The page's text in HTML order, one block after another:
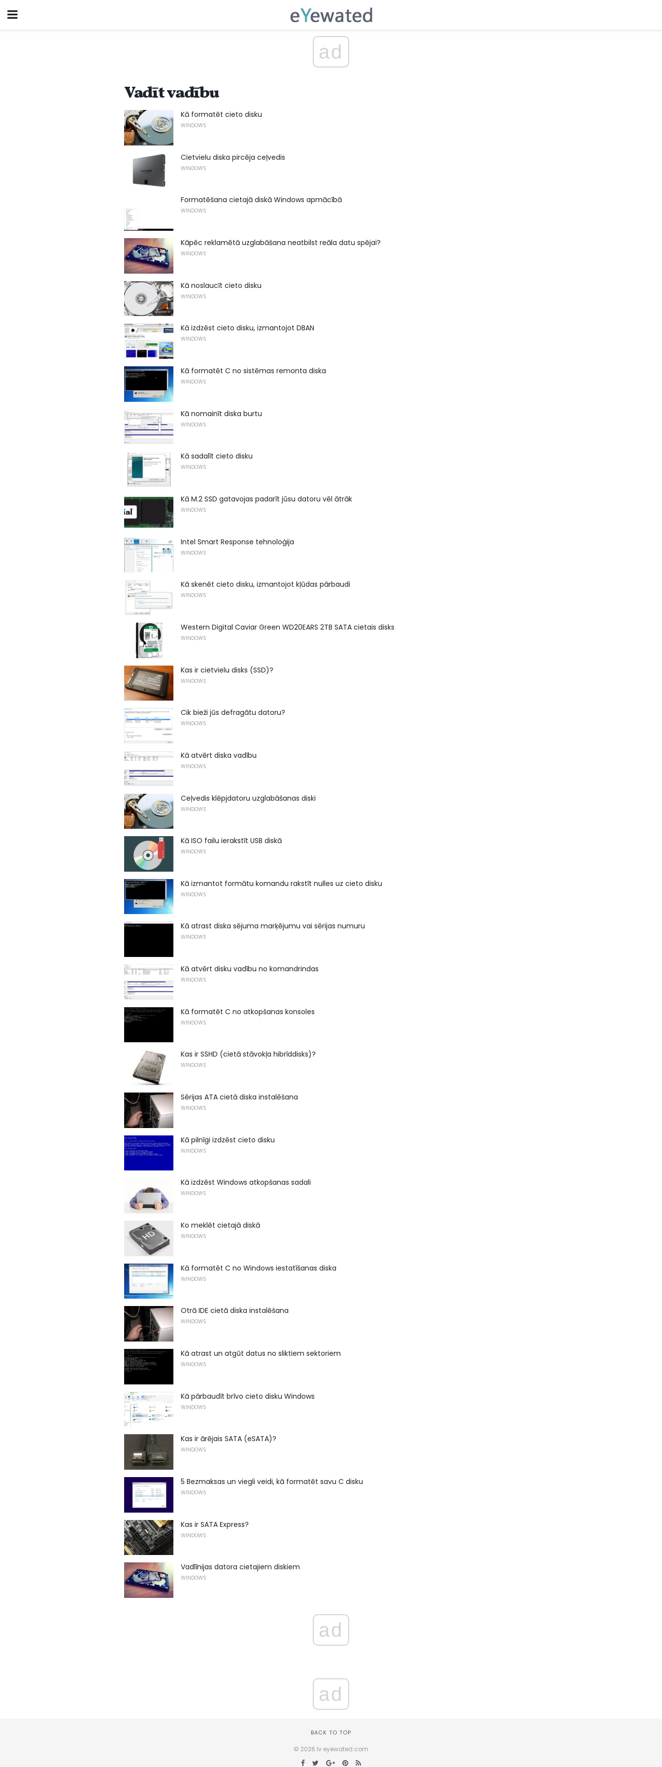
ad
Vadīt vadību
Kā formatēt cieto disku
WINDOWS
Cietvielu diska pircēja ceļvedis
WINDOWS
Formatēšana cietajā diskā Windows apmācībā
WINDOWS
Kāpēc reklamētā uzglabāšana neatbilst reāla datu spējai?
WINDOWS
Kā noslaucīt cieto disku
WINDOWS
Kā izdzēst cieto disku, izmantojot DBAN
WINDOWS
Kā formatēt C no sistēmas remonta diska
WINDOWS
Kā nomainīt diska burtu
WINDOWS
Kā sadalīt cieto disku
WINDOWS
Kā M.2 SSD gatavojas padarīt jūsu datoru vēl ātrāk
WINDOWS
Intel Smart Response tehnoloģija
WINDOWS
Kā skenēt cieto disku, izmantojot kļūdas pārbaudi
WINDOWS
Western Digital Caviar Green WD20EARS 2TB SATA cietais disks
WINDOWS
Kas ir cietvielu disks (SSD)?
WINDOWS
Cik bieži jūs defragātu datoru?
WINDOWS
Kā atvērt diska vadību
WINDOWS
Ceļvedis klēpjdatoru uzglabāšanas diski
WINDOWS
Kā ISO failu ierakstīt USB diskā
WINDOWS
Kā izmantot formātu komandu rakstīt nulles uz cieto disku
WINDOWS
Kā atrast diska sējuma marķējumu vai sērijas numuru
WINDOWS
Kā atvērt disku vadību no komandrindas
WINDOWS
Kā formatēt C no atkopšanas konsoles
WINDOWS
Kas ir SSHD (cietā stāvokļa hibrīddisks)?
WINDOWS
Sērijas ATA cietā diska instalēšana
WINDOWS
Kā pilnīgi izdzēst cieto disku
WINDOWS
Kā izdzēst Windows atkopšanas sadali
WINDOWS
Ko meklēt cietajā diskā
WINDOWS
Kā formatēt C no Windows iestatīšanas diska
WINDOWS
Otrā IDE cietā diska instalēšana
WINDOWS
Kā atrast un atgūt datus no sliktiem sektoriem
WINDOWS
Kā pārbaudīt brīvo cieto disku Windows
WINDOWS
Kas ir ārējais SATA (eSATA)?
WINDOWS
5 Bezmaksas un viegli veidi, kā formatēt savu C disku
WINDOWS
Kas ir SATA Express?
WINDOWS
Vadlīnijas datora cietajiem diskiem
WINDOWS
ad
ad
BACK TO TOP
© 2026 lv.eyewated.com